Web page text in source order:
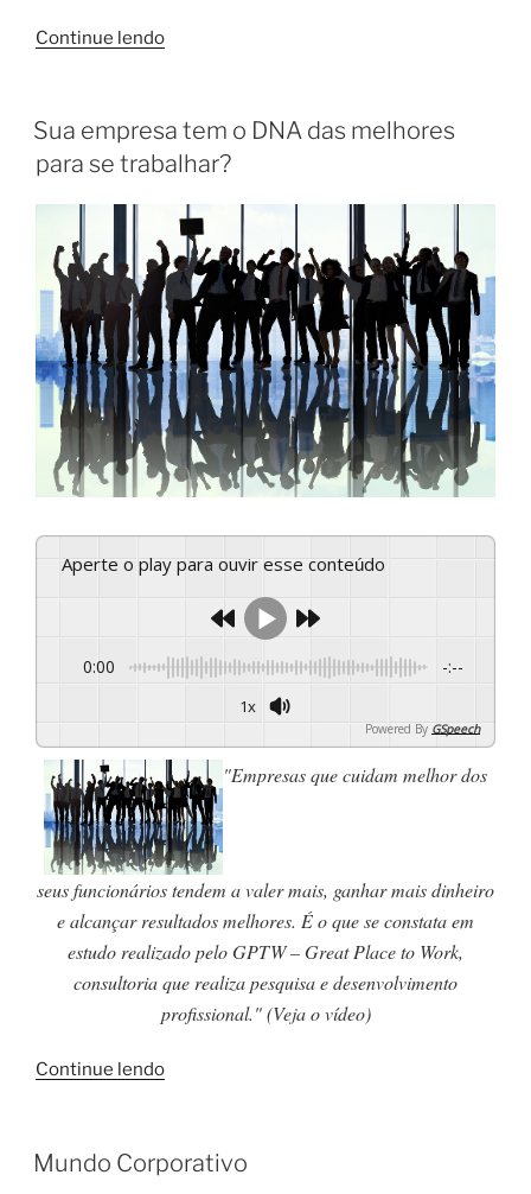
Continue lendo
Sua empresa tem o DNA das melhores
para se trabalhar?
Aperte o play para ouvir esse conteúdo
0:00 -:--
1x
Powered By GSpeech
"Empresas que cuidam melhor dos
seus funcionários tendem a valer mais, ganhar mais dinheiro
e alcançar resultados melhores. É o que se constata em
estudo realizado pelo GPTW – Great Place to Work,
consultoria que realiza pesquisa e desenvolvimento
profissional." (Veja o vídeo)
Continue lendo
Mundo Corporativo